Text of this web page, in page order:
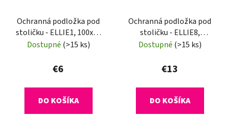
Ochranná podložka pod
stoličku - ELLIE1, 100x70
cm, 0,5 mm
Dostupné (>15 ks)
€6
DO KOŠÍKA
Ochranná podložka pod
stoličku - ELLIE8,
120x120 cm, 0,8 mm
Dostupné (>15 ks)
€13
DO KOŠÍKA